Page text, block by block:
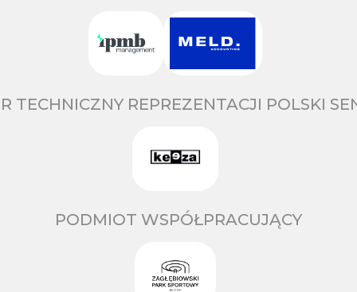
TECHNICZNY REPREZENTACJI POLSKI
PODMIOT WSPÓŁPRACUJĄCY